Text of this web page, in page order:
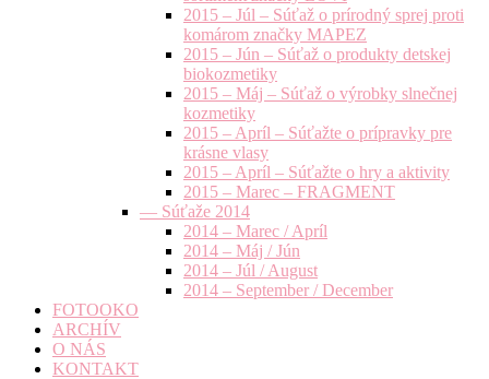
2015 – Júl – Súťaž o prírodný sprej proti
komárom značky MAPEZ
2015 – Jún – Súťaž o produkty detskej
biokozmetiky
2015 – Máj – Súťaž o výrobky slnečnej
kozmetiky
2015 – Apríl – Súťažte o prípravky pre
krásne vlasy
2015 – Apríl – Súťažte o hry a aktivity
2015 – Marec – FRAGMENT
— Súťaže 2014
2014 – Marec / Apríl
2014 – Máj / Jún
2014 – Júl / August
2014 – September / December
FOTOOKO
ARCHÍV
O NÁS
KONTAKT